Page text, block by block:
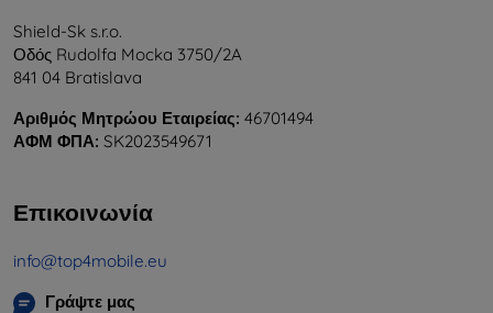
Shield-Sk s.r.o.
Οδός Rudolfa Mocka 3750/2A
841 04 Bratislava
Αριθμός Μητρώου Εταιρείας: 46701494
ΑΦΜ ΦΠΑ: SK2023549671
Επικοινωνία
info@top4mobile.eu
Γράψτε μας